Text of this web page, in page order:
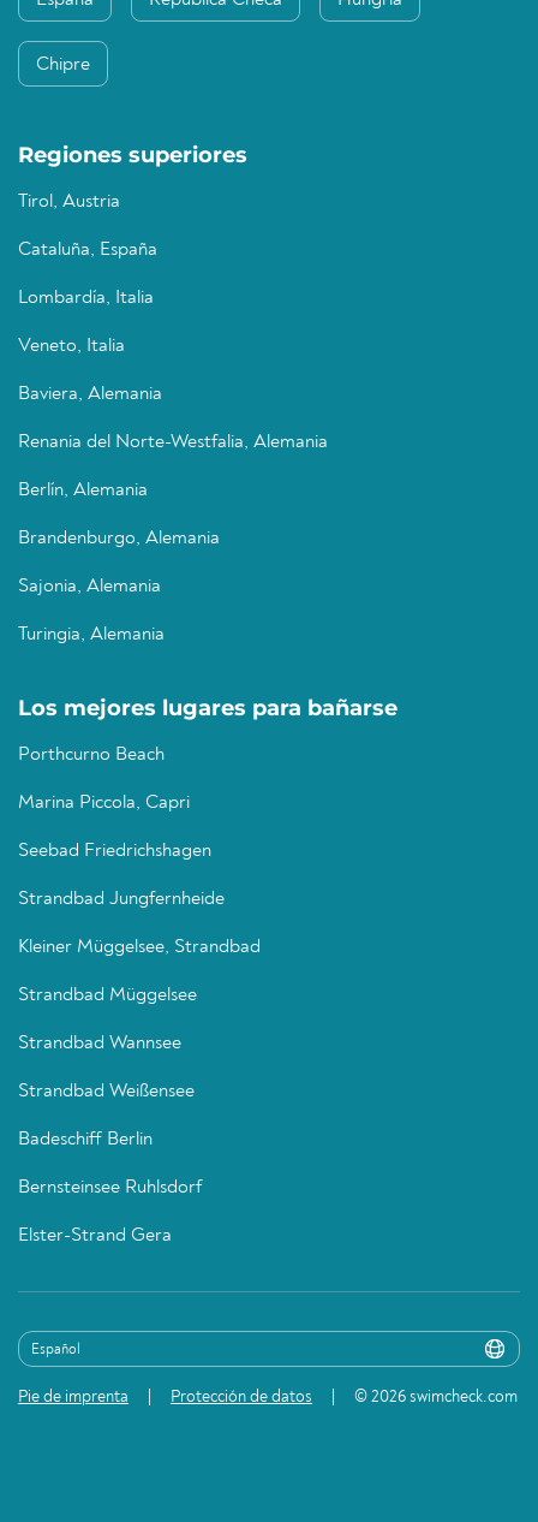
Chipre
Regiones superiores
Tirol, Austria
Cataluña, España
Lombardía, Italia
Veneto, Italia
Baviera, Alemania
Renania del Norte-Westfalia, Alemania
Berlín, Alemania
Brandenburgo, Alemania
Sajonia, Alemania
Turingia, Alemania
Los mejores lugares para bañarse
Porthcurno Beach
Marina Piccola, Capri
Seebad Friedrichshagen
Strandbad Jungfernheide
Kleiner Müggelsee, Strandbad
Strandbad Müggelsee
Strandbad Wannsee
Strandbad Weißensee
Badeschiff Berlin
Bernsteinsee Ruhlsdorf
Elster-Strand Gera
Pie de imprenta Protección de datos © 2026 swimcheck.com